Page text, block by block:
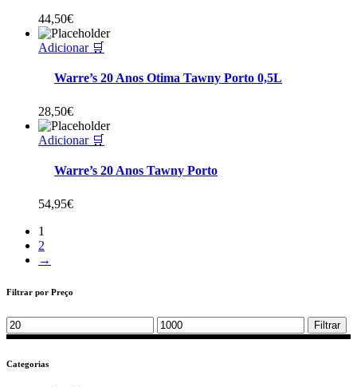
44,50€
Adicionar 🛒
Warre’s 20 Anos Otima Tawny Porto 0,5L
28,50€
Adicionar 🛒
Warre’s 20 Anos Tawny Porto
54,95€
1
2
→
Filtrar por Preço
Min
price
Max
price
Filtrar
Categorias